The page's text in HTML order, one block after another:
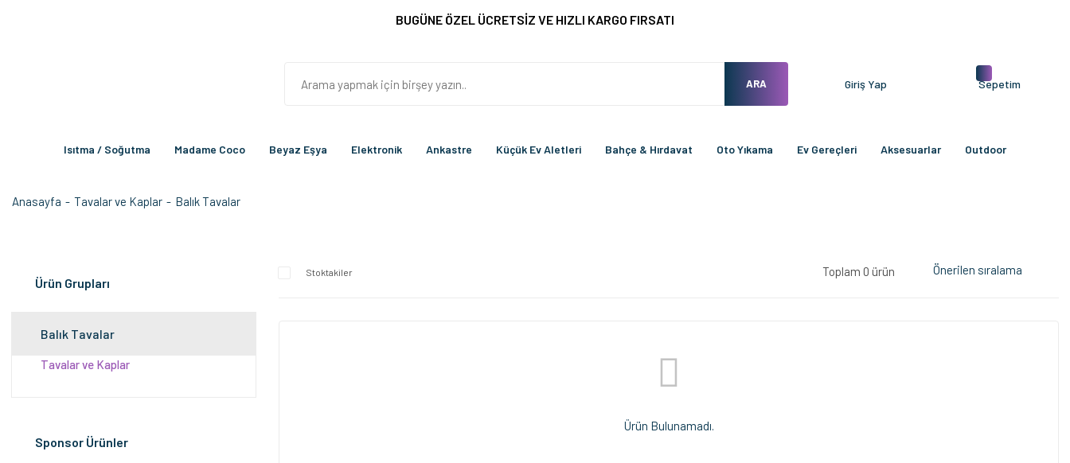
BUGÜNE ÖZEL ÜCRETSİZ VE HIZLI KARGO FIRSATI
ARA Giriş Yap Sepetim
Isıtma / Soğutma Madame Coco Beyaz Eşya Elektronik Ankastre Küçük Ev Aletleri Bahçe & Hırdavat Oto Yıkama Ev Gereçleri Aksesuarlar Outdoor
Anasayfa Tavalar ve Kaplar Balık Tavalar
Ürün Grupları
Balık Tavalar
Tavalar ve Kaplar
Sponsor Ürünler
Stoktakiler Toplam 0 ürün
Ürün Bulunamadı.